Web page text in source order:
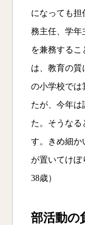
になっても担
務主任、学年
を兼務するこ
は、教育の質
の小学校では
たが、今年は
た。そうなる
す。きめ細か
が置いてけぼ
38歳）
部活動の